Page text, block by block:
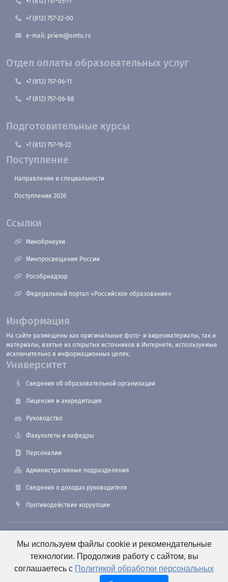
+7 (812) 757-22-00
e-mail: priem@smtu.ru
Отдел оплаты образовательных услуг
+7 (812) 757-06-11
+7 (812) 757-06-88
Подготовительные курсы
+7 (812) 757-16-22
Поступление
Направления и специальности
Поступление 2026
Ссылки
Минобрнауки
Минпросвещения России
Рособрнадзор
Федеральный портал «Российское образование»
Информация
На сайте размещены как оригинальные фото- и видеоматериалы, так и
материалы, взятые из открытых источников в Интернете, используемые
исключительно в информационных целях.
Университет
Сведения об образовательной организации
Лицензия и аккредитация
Руководство
Факультеты и кафедры
Персоналии
Административные подразделения
Сведения о доходах руководителя
Противодействие коррупции
190121, Санкт-Петербург, ул. Лоцманская, 3
+7 (812) 495-26-48 Оперативный дежурный
Мы используем файлы cookie и рекомендательные
технологии. Продолжив работу с сайтом, вы
соглашаетесь с Политикой обработки персональных